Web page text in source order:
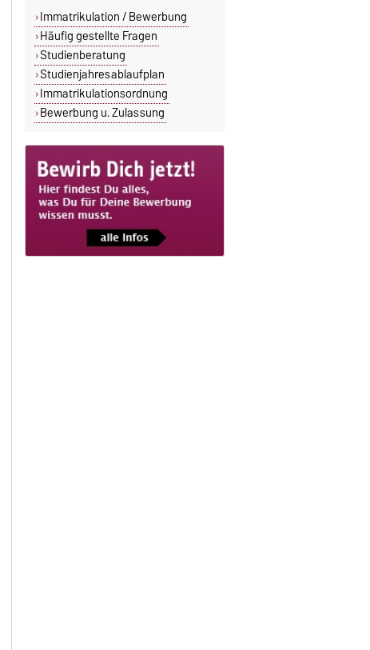
Immatrikulation / Bewerbung
Häufig gestellte Fragen
Studienberatung
Studienjahresablaufplan
Immatrikulationsordnung
Bewerbung u. Zulassung